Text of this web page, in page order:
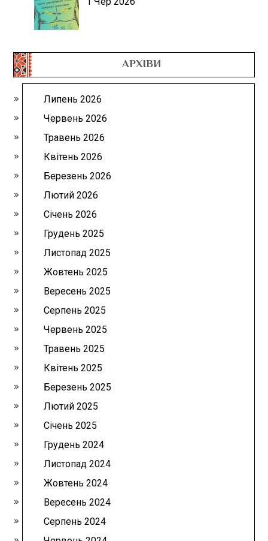
АРХІВИ
Липень 2026
Червень 2026
Травень 2026
Квітень 2026
Березень 2026
Лютий 2026
Січень 2026
Грудень 2025
Листопад 2025
Жовтень 2025
Вересень 2025
Серпень 2025
Червень 2025
Травень 2025
Квітень 2025
Березень 2025
Лютий 2025
Січень 2025
Грудень 2024
Листопад 2024
Жовтень 2024
Вересень 2024
Серпень 2024